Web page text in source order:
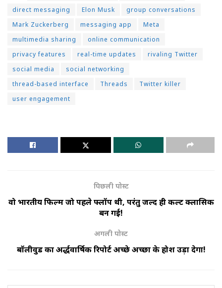
direct messaging
Elon Musk
group conversations
Mark Zuckerberg
messaging app
Meta
multimedia sharing
online communication
privacy features
real-time updates
rivaling Twitter
social media
social networking
thread-based interface
Threads
Twitter killer
user engagement
पिछली पोस्ट
वो भारतीय फिल्में जो पहले फ्लॉप थी, परंतु जल्द ही कल्ट क्लासिक
बन गई!
अगली पोस्ट
बॉलीवुड का अर्द्धवार्षिक रिपोर्ट अच्छे अच्छों के होश उड़ा देगा!